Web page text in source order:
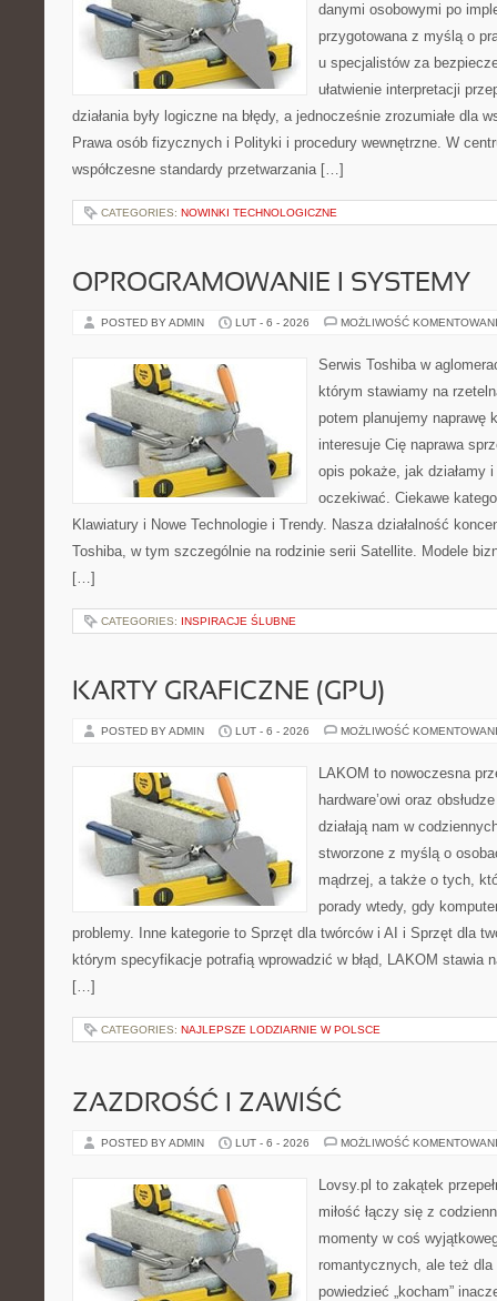
danymi osobowymi po
przygotowana z myślą o
u specjalistów za
ułatwienie interpretacji
działania były logiczne na błędy, a jednocześnie zrozumiałe dla
Prawa osób fizycznych i Polityki i procedury wewnętrzne. W
współczesne standardy przetwarzania […]
CATEGORIES: NOWINKI TECHNOLOGICZNE
OPROGRAMOWANIE I SYSTEMY
POSTED BY ADMIN LUT - 6 - 2026 MOŻLIWOŚĆ
Serwis Toshiba w
którym stawiamy na
potem planujemy naprawę
interesuje Cię naprawa
opis pokaże, jak działamy
oczekiwać. Ciekawe
Klawiatury i Nowe Technologie i Trendy. Nasza działalność
Toshiba, w tym szczególnie na rodzinie serii Satellite. Modele
[…]
CATEGORIES: INSPIRACJE ŚLUBNE
KARTY GRAFICZNE (GPU)
POSTED BY ADMIN LUT - 6 - 2026 MOŻLIWOŚĆ
LAKOM to nowoczesna
hardware’owi oraz
działają nam w
stworzone z myślą o
mądrzej, a także o tych,
porady wtedy, gdy
problemy. Inne kategorie to Sprzęt dla twórców i AI i Sprzęt dla
którym specyfikacje potrafią wprowadzić w błąd, LAKOM stawia
[…]
CATEGORIES: NAJLEPSZE LODZIARNIE W POLSCE
ZAZDROŚĆ I ZAWIŚĆ
POSTED BY ADMIN LUT - 6 - 2026 MOŻLIWOŚĆ
Lovsy.pl to zakątek
miłość łączy się z
momenty w coś
romantycznych, ale też
powiedzieć „kocham”